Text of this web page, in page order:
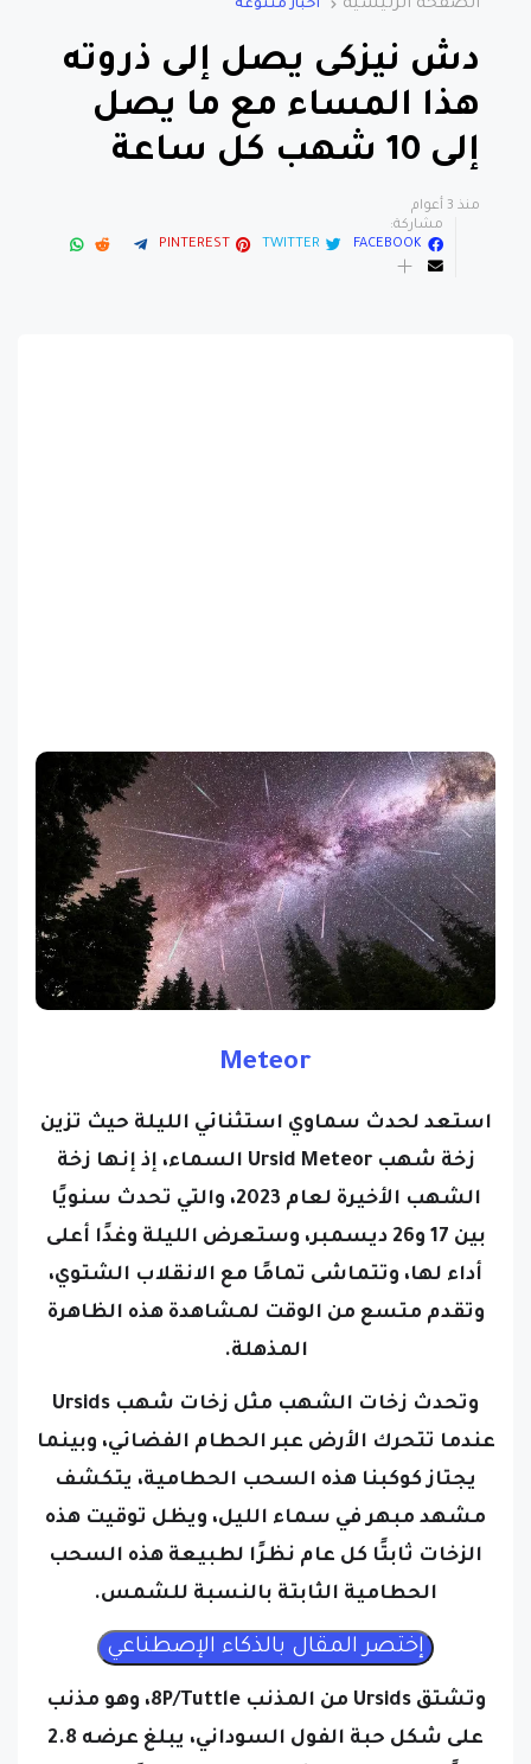
الصفحة الرئيسية اخبار متنوعة
دش نيزكى يصل إلى ذروته
هذا المساء مع ما يصل
إلى 10 شهب كل ساعة
منذ 3 أعوام
مشاركة:
FACEBOOK
TWITTER
PINTEREST
Meteor
استعد لحدث سماوي استثنائي الليلة حيث تزين
زخة شهب Ursid Meteor السماء، إذ إنها زخة
الشهب الأخيرة لعام 2023، والتي تحدث سنويًا
بين 17 و26 ديسمبر، وستعرض الليلة وغدًا أعلى
أداء لها، وتتماشى تمامًا مع الانقلاب الشتوي،
وتقدم متسع من الوقت لمشاهدة هذه الظاهرة
المذهلة.
وتحدث زخات الشهب مثل زخات شهب Ursids
عندما تتحرك الأرض عبر الحطام الفضائي، وبينما
يجتاز كوكبنا هذه السحب الحطامية، يتكشف
مشهد مبهر في سماء الليل، ويظل توقيت هذه
الزخات ثابتًا كل عام نظرًا لطبيعة هذه السحب
الحطامية الثابتة بالنسبة للشمس.
وتشتق Ursids من المذنب 8P/Tuttle، وهو مذنب
على شكل حبة الفول السوداني، يبلغ عرضه 2.8